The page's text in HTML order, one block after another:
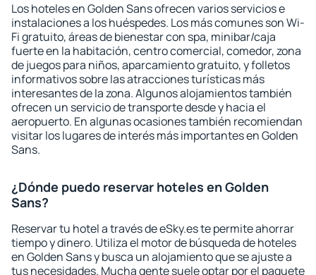
Los hoteles en Golden Sans ofrecen varios servicios e
instalaciones a los huéspedes. Los más comunes son Wi-
Fi gratuito, áreas de bienestar con spa, minibar/caja
fuerte en la habitación, centro comercial, comedor, zona
de juegos para niños, aparcamiento gratuito, y folletos
informativos sobre las atracciones turísticas más
interesantes de la zona. Algunos alojamientos también
ofrecen un servicio de transporte desde y hacia el
aeropuerto. En algunas ocasiones también recomiendan
visitar los lugares de interés más importantes en Golden
Sans.
¿Dónde puedo reservar hoteles en Golden
Sans?
Reservar tu hotel a través de eSky.es te permite ahorrar
tiempo y dinero. Utiliza el motor de búsqueda de hoteles
en Golden Sans y busca un alojamiento que se ajuste a
tus necesidades. Mucha gente suele optar por el paquete